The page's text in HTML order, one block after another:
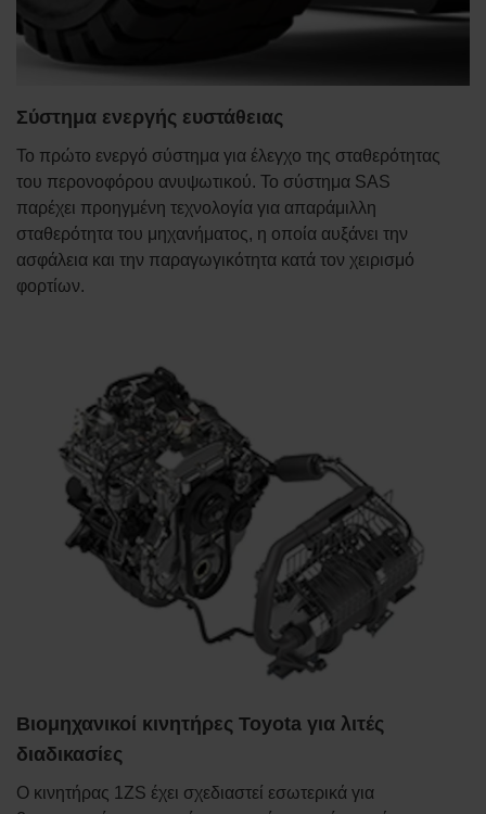
Σύστημα ενεργής ευστάθειας
Το πρώτο ενεργό σύστημα για έλεγχο της σταθερότητας
του περονοφόρου ανυψωτικού. Το σύστημα SAS
παρέχει προηγμένη τεχνολογία για απαράμιλλη
σταθερότητα του μηχανήματος, η οποία αυξάνει την
ασφάλεια και την παραγωγικότητα κατά τον χειρισμό
φορτίων.
Βιομηχανικοί κινητήρες Toyota για λιτές
διαδικασίες
Ο κινητήρας 1ZS έχει σχεδιαστεί εσωτερικά για